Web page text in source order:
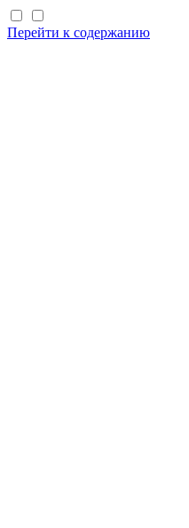
Перейти к содержанию